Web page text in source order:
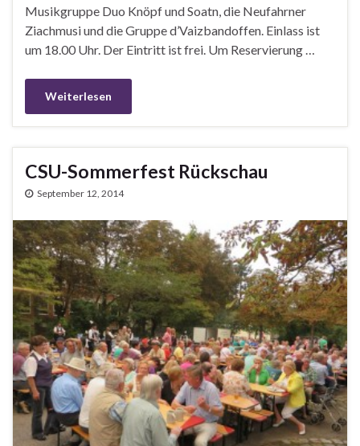
Musikgruppe Duo Knöpf und Soatn, die Neufahrner
Ziachmusi und die Gruppe d’Vaizbandoffen. Einlass ist
um 18.00 Uhr. Der Eintritt ist frei. Um Reservierung …
Weiterlesen
CSU-Sommerfest Rückschau
September 12, 2014